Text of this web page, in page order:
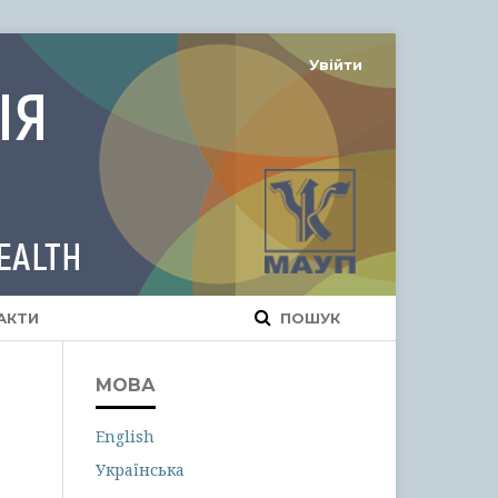
ПОШУК
Увійти
МОВА
English
Українська